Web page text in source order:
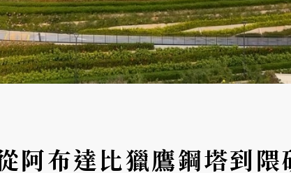
阿布達比獵鷹鋼塔到隈